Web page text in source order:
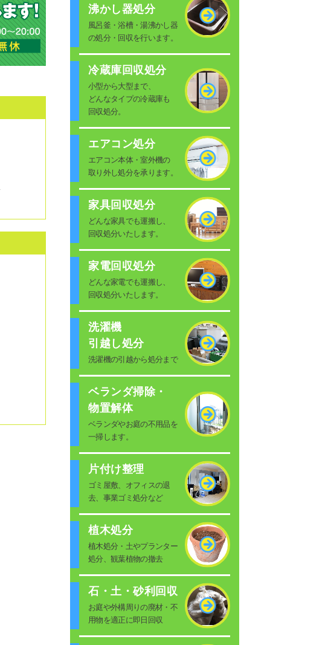
沸かし器処分
風呂釜・浴槽・湯沸かし器
の処分・回収を行います。
冷蔵庫回収処分
小型から大型まで、
どんなタイプの冷蔵庫も
回収処分。
エアコン処分
エアコン本体・室外機の
取り外し処分を承ります。
家具回収処分
どんな家具でも運搬し、
回収処分いたします。
家電回収処分
どんな家電でも運搬し、
回収処分いたします。
洗濯機
引越し処分
洗濯機の引越から処分まで
ベランダ掃除・
物置解体
ベランダやお庭の不用品を
一掃します。
片付け整理
ゴミ屋敷、オフィスの退
去、事業ゴミ処分など
植木処分
植木処分・土やプランター
処分、観葉植物の撤去
石・土・砂利回収
お庭や外構周りの廃材・不
用物を適正に即日回収